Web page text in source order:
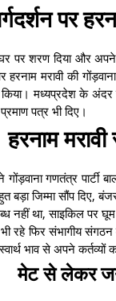
पर
पर शरण दिया और अपने
हरनाम मरावी की
मध्यप्रदेश के अंदर
पत्र भी दिए।
हरनाम
गोंड़वाना गणतंत्र
बड़ा जिम्मा सौंप दिए,
नहीं था, साइकिल पर
भी रहे फिर संभागीय
भाव से अपने कर्तव्यों
मेट से लेकर